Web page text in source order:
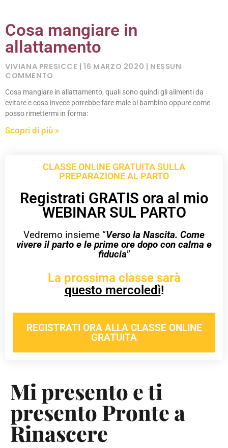
Cosa mangiare in
allattamento
VIVIANA PRESICCE 16 MARZO 2020
NESSUN
COMMENTO
Cosa mangiare in allattamento, quali sono quindi gli alimenti da
evitare e cosa invece potrebbe fare male al bambino oppure come
posso rimettermi in forma:
Scopri di più »
CLASSE ONLINE GRATUITA SULLA
PREPARAZIONE AL PARTO
Registrati GRATIS ora al mio
WEBINAR SUL PARTO
Vedremo insieme “Verso la Nascita. Come
vivere il parto e le prime ore dopo con calma e
fiducia”
La prossima classe sarà
questo mercoledì!
REGISTRATI ORA ALLA CLASSE ONLINE
GRATUITA
Mi presento e ti
presento Pronte a
Rinascere